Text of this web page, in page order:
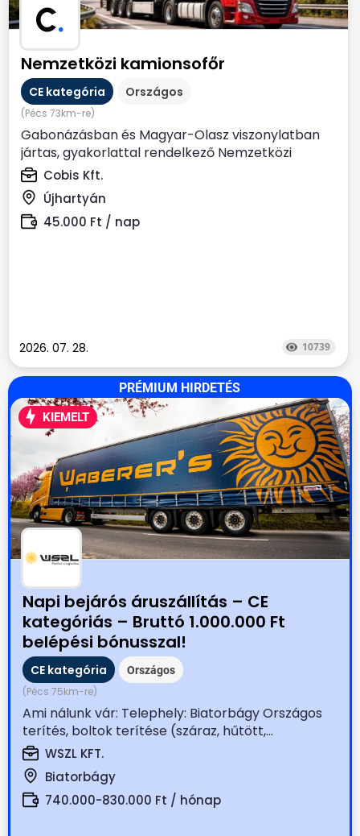
C.
Nemzetközi kamionsofőr
CE kategória Országos
(Pécs 73km-re)
Gabonázásban és Magyar-Olasz viszonylatban
jártas, gyakorlattal rendelkező Nemzetközi
kamionsofőrt keresünk....
Cobis Kft.
Újhartyán
45.000 Ft / nap
2026. 07. 28. 10739
PRÉMIUM HIRDETÉS
KIEMELT
Napi bejárós áruszállítás – CE
kategóriás – Bruttó 1.000.000 Ft
belépési bónusszal!
CE kategória Országos
(Pécs 75km-re)
Ami nálunk vár: Telephely: Biatorbágy Országos
terítés, boltok terítése (száraz, hűtött,...
WSZL KFT.
Biatorbágy
740.000-830.000 Ft / hónap